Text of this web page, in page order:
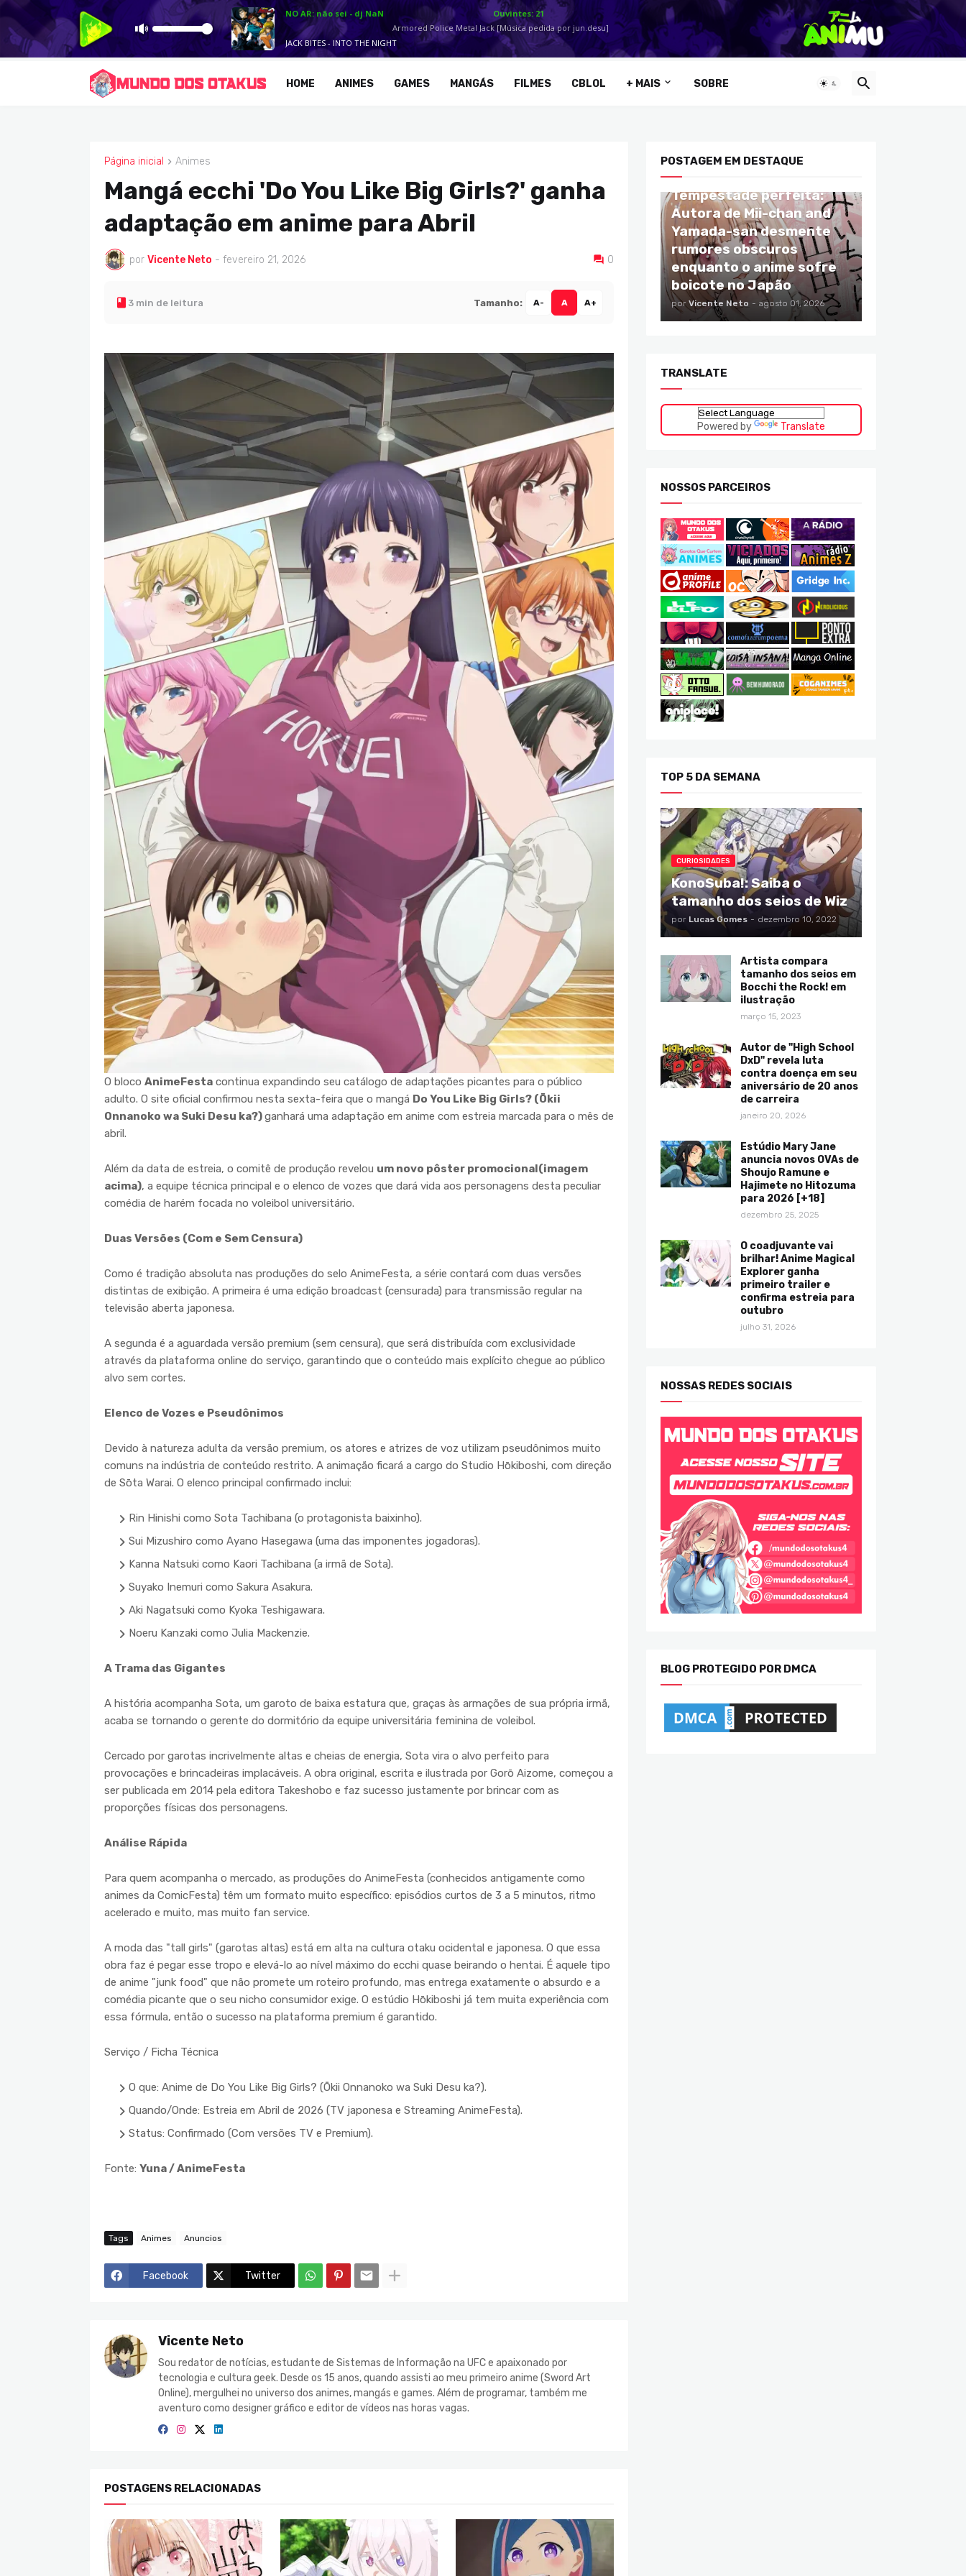
HOME ANIMES GAMES MANGÁS FILMES CBLOL + MAIS SOBRE
Página inicial Animes
ANIMES
Mangá ecchi 'Do You Like Big Girls?' ganha
adaptação em anime para Abril
por Vicente Neto - fevereiro 21, 2026 0
3 min de leitura Tamanho: A- A A+
O bloco AnimeFesta continua expandindo seu catálogo de adaptações picantes para o público
adulto. O site oficial confirmou nesta sexta-feira que o mangá Do You Like Big Girls? (Ōkii
Onnanoko wa Suki Desu ka?)ganhará uma adaptação em anime com estreia marcada para o mês de
abril.
Além da data de estreia, o comitê de produção revelou um novo pôster promocional(imagem
acima), a equipe técnica principal e o elenco de vozes que dará vida aos personagens desta peculiar
comédia de harém focada no voleibol universitário.
Duas Versões (Com e Sem Censura)
Como é tradição absoluta nas produções do selo AnimeFesta, a série contará com duas versões
distintas de exibição. A primeira é uma edição broadcast (censurada) para transmissão regular na
televisão aberta japonesa.
A segunda é a aguardada versão premium (sem censura), que será distribuída com exclusividade
através da plataforma online do serviço, garantindo que o conteúdo mais explícito chegue ao público
alvo sem cortes.
Elenco de Vozes e Pseudônimos
Devido à natureza adulta da versão premium, os atores e atrizes de voz utilizam pseudônimos muito
comuns na indústria de conteúdo restrito. A animação ficará a cargo do Studio Hōkiboshi, com direção
de Sōta Warai. O elenco principal confirmado inclui:
Rin Hinishi como Sota Tachibana (o protagonista baixinho).
Sui Mizushiro como Ayano Hasegawa (uma das imponentes jogadoras).
Kanna Natsuki como Kaori Tachibana (a irmã de Sota).
Suyako Inemuri como Sakura Asakura.
Aki Nagatsuki como Kyoka Teshigawara.
Noeru Kanzaki como Julia Mackenzie.
A Trama das Gigantes
A história acompanha Sota, um garoto de baixa estatura que, graças às armações de sua própria irmã,
acaba se tornando o gerente do dormitório da equipe universitária feminina de voleibol.
Cercado por garotas incrivelmente altas e cheias de energia, Sota vira o alvo perfeito para
provocações e brincadeiras implacáveis. A obra original, escrita e ilustrada por Gorō Aizome, começou a
ser publicada em 2014 pela editora Takeshobo e faz sucesso justamente por brincar com as
proporções físicas dos personagens.
Análise Rápida
Para quem acompanha o mercado, as produções do AnimeFesta (conhecidos antigamente como
animes da ComicFesta) têm um formato muito específico: episódios curtos de 3 a 5 minutos, ritmo
acelerado e muito, mas muito fan service.
A moda das "tall girls" (garotas altas) está em alta na cultura otaku ocidental e japonesa. O que essa
obra faz é pegar esse tropo e elevá-lo ao nível máximo do ecchi quase beirando o hentai. É aquele tipo
de anime "junk food" que não promete um roteiro profundo, mas entrega exatamente o absurdo e a
comédia picante que o seu nicho consumidor exige. O estúdio Hōkiboshi já tem muita experiência com
essa fórmula, então o sucesso na plataforma premium é garantido.
Serviço / Ficha Técnica
O que: Anime de Do You Like Big Girls? (Ōkii Onnanoko wa Suki Desu ka?).
Quando/Onde: Estreia em Abril de 2026 (TV japonesa e Streaming AnimeFesta).
Status: Confirmado (Com versões TV e Premium).
Fonte: Yuna / AnimeFesta
Tags Animes Anuncios
Facebook Twitter
Vicente Neto
Sou redator de notícias, estudante de Sistemas de Informação na UFC e apaixonado por
tecnologia e cultura geek. Desde os 15 anos, quando assisti ao meu primeiro anime (Sword Art
Online), mergulhei no universo dos animes, mangás e games. Além de programar, também me
aventuro como designer gráfico e editor de vídeos nas horas vagas.
POSTAGENS RELACIONADAS
POSTAGEM EM DESTAQUE
Tempestade perfeita:
Autora de Mii-chan and
Yamada-san desmente
rumores obscuros
enquanto o anime sofre
boicote no Japão
por Vicente Neto - agosto 01, 2026
TRANSLATE
Powered by Translate
NOSSOS PARCEIROS
TOP 5 DA SEMANA
CURIOSIDADES
KonoSuba!: Saiba o
tamanho dos seios de Wiz
por Lucas Gomes - dezembro 10, 2022
Artista compara
tamanho dos seios em
Bocchi the Rock! em
ilustração
março 15, 2023
Autor de "High School
DxD" revela luta
contra doença em seu
aniversário de 20 anos
de carreira
janeiro 20, 2026
Estúdio Mary Jane
anuncia novos OVAs de
Shoujo Ramune e
Hajimete no Hitozuma
para 2026 [+18]
dezembro 25, 2025
O coadjuvante vai
brilhar! Anime Magical
Explorer ganha
primeiro trailer e
confirma estreia para
outubro
julho 31, 2026
NOSSAS REDES SOCIAIS
BLOG PROTEGIDO POR DMCA